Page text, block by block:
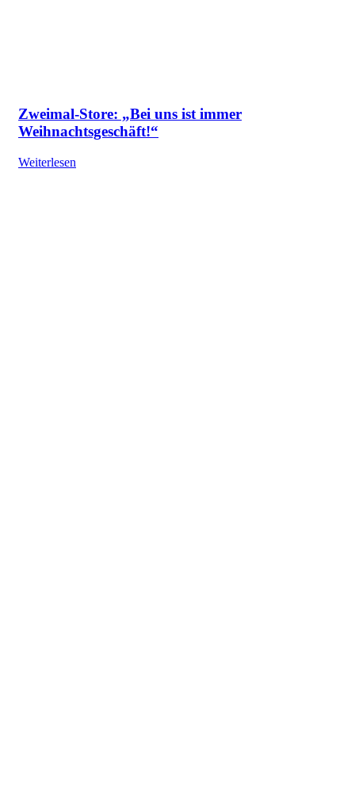
Zweimal-Store: „Bei uns ist immer
Weihnachtsgeschäft!“
Weiterlesen